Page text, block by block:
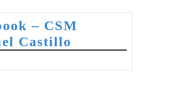
– CSM
Castillo